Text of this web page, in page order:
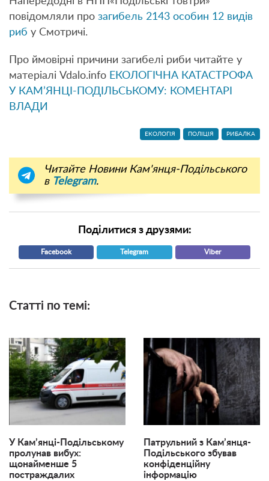
повідомляли про загибель 2143 особин 12 видів
риб у Смотричі.
Про ймовірні причини загибелі риби читайте у
матеріалі Vdalo.info ЕКОЛОГІЧНА КАТАСТРОФА
У КАМ’ЯНЦІ-ПОДІЛЬСЬКОМУ: КОМЕНТАРІ
ВЛАДИ
ЕКОЛОГІЯ ПОЛІЦІЯ РИБАЛКА
Читайте Новини Кам'янця-Подільського
в Telegram.
Поділитися з друзями:
Facebook Telegram Viber
Статті по темі:
У Кам’янці-Подільському
пролунав вибух:
щонайменше 5
постраждалих
Патрульний з Кам’янця-
Подільського збував
конфіденційну
інформацію